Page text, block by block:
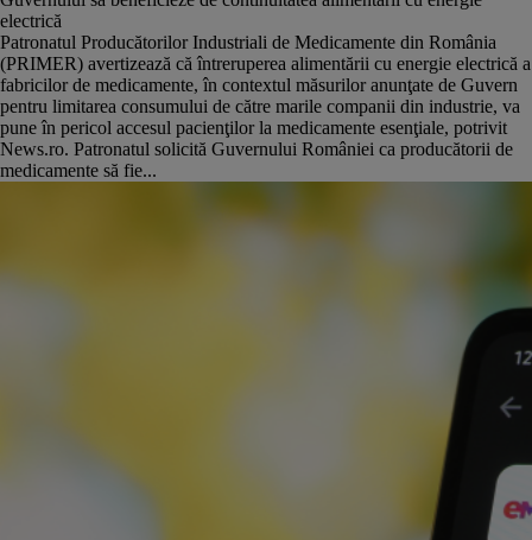
electrică
Patronatul Producătorilor Industriali de Medicamente din România
(PRIMER) avertizează că întreruperea alimentării cu energie electrică a
fabricilor de medicamente, în contextul măsurilor anunţate de Guvern
pentru limitarea consumului de către marile companii din industrie, va
pune în pericol accesul pacienţilor la medicamente esenţiale, potrivit
News.ro. Patronatul solicită Guvernului României ca producătorii de
medicamente să fie...